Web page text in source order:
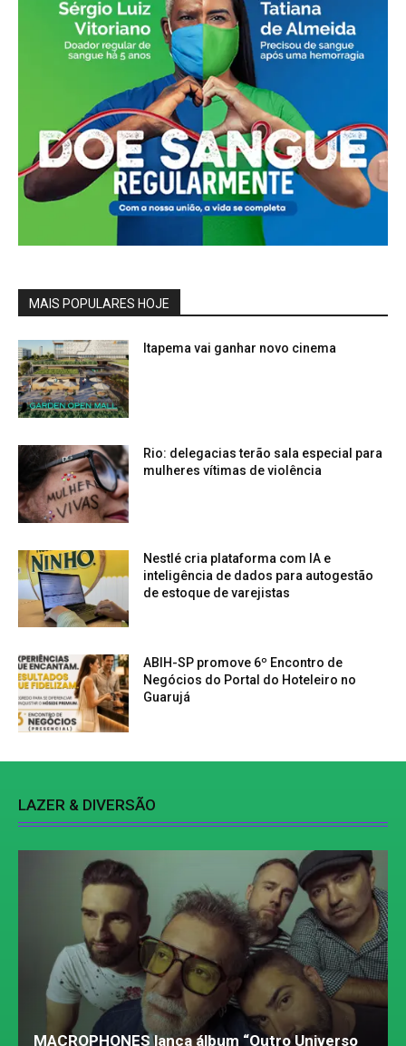
MAIS POPULARES HOJE
Itapema vai ganhar novo cinema
Rio: delegacias terão sala especial para
mulheres vítimas de violência
Nestlé cria plataforma com IA e
inteligência de dados para autogestão
de estoque de varejistas
ABIH-SP promove 6º Encontro de
Negócios do Portal do Hoteleiro no
Guarujá
LAZER & DIVERSÃO
MACROPHONES lança álbum “Outro Universo